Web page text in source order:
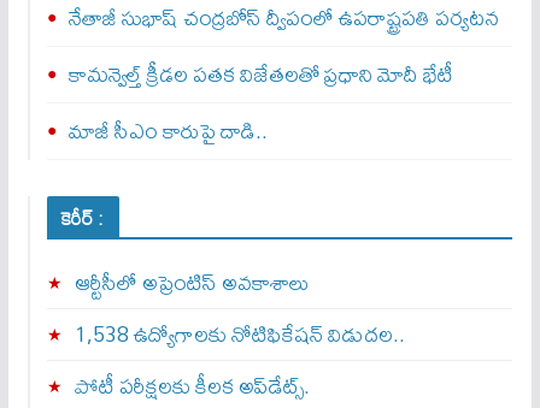
నేతాజీ సుభాష్ చంద్రబోస్ ద్వీపంలో ఉపరాష్ట్రపతి పర్యటన
కామన్వెల్త్‌ క్రీడల పతక విజేతలతో ప్రధాని మోదీ భేటీ
మాజీ సీఎం కారుపై దాడి..
కెరీర్ :
ఆర్టీసీలో అప్రెంటిస్‌ అవకాశాలు
1,538 ఉద్యోగాలకు నోటిఫికేషన్ విడుదల..
పోటీ పరీక్షలకు కీలక అప్‌డేట్స్.